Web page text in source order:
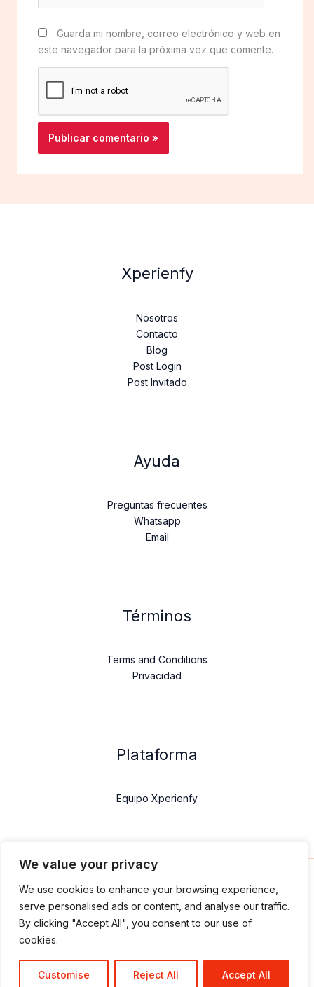
We value your privacy
We use cookies to enhance your browsing experience,
serve personalised ads or content, and analyse our traffic.
By clicking "Accept All", you consent to our use of
cookies.
Customise Reject All Accept All
Guarda mi nombre, correo electrónico y web en
este navegador para la próxima vez que comente.
Xperienfy
Nosotros
Contacto
Blog
Post Login
Post Invitado
Ayuda
Preguntas frecuentes
Whatsapp
Email
Términos
Terms and Conditions
Privacidad
Plataforma
Equipo Xperienfy